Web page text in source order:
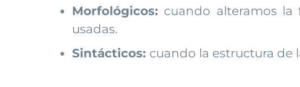
Morfológicos: cuando alteramos la
usadas.
Sintácticos: cuando la estructura de